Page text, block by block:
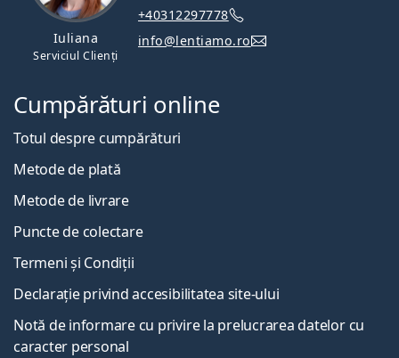
Iuliana
Serviciul Clienți
+40312297778
info@lentiamo.ro
Cumpărături online
Totul despre cumpărături
Metode de plată
Metode de livrare
Puncte de colectare
Termeni și Condiții
Declarație privind accesibilitatea site-ului
Notă de informare cu privire la prelucrarea datelor cu
caracter personal